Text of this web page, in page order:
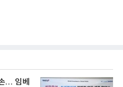
… 임베